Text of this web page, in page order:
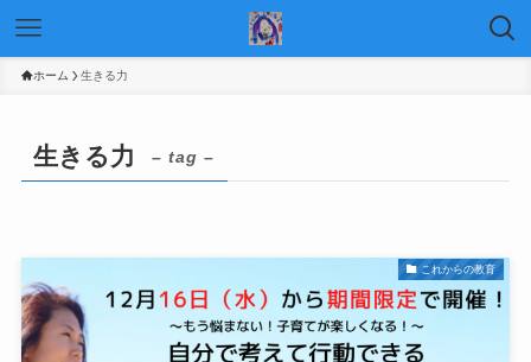
ホーム 生きる力
生きる力 – tag –
これからの教育